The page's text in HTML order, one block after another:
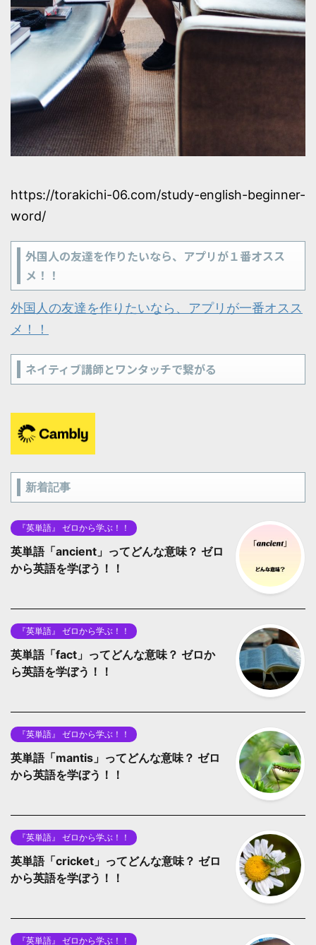
https://torakichi-06.com/study-english-beginner-
word/
外国人の友達を作りたいなら、アプリが１番オスス
メ！！
外国人の友達を作りたいなら、アプリが一番オスス
メ！！
ネイティブ講師とワンタッチで繋がる
新着記事
『英単語』 ゼロから学ぶ！！
英単語「ancient」ってどんな意味？ ゼロ
から英語を学ぼう！！
『英単語』 ゼロから学ぶ！！
英単語「fact」ってどんな意味？ ゼロか
ら英語を学ぼう！！
『英単語』 ゼロから学ぶ！！
英単語「mantis」ってどんな意味？ ゼロ
から英語を学ぼう！！
『英単語』 ゼロから学ぶ！！
英単語「cricket」ってどんな意味？ ゼロ
から英語を学ぼう！！
『英単語』 ゼロから学ぶ！！